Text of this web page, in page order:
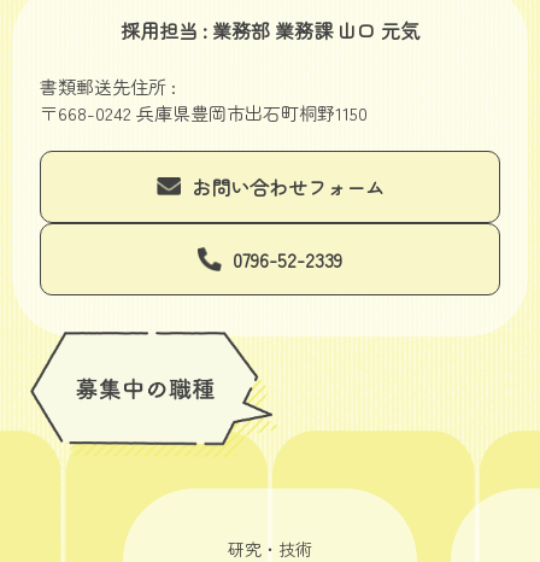
採用担当 : 業務部 業務課 山口 元気
書類郵送先住所 :
〒668-0242 兵庫県豊岡市出石町桐野1150
お問い合わせフォーム
0796-52-2339
研究・技術